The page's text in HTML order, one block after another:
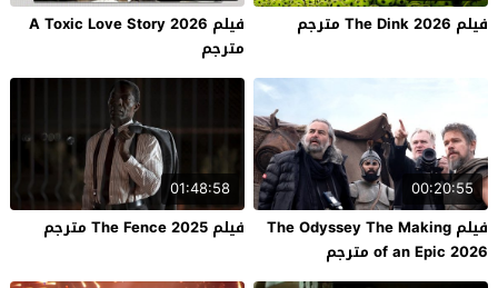
فيلم The Dink 2026 مترجم
فيلم A Toxic Love Story 2026
مترجم
00:20:55
فيلم The Odyssey The Making
of an Epic 2026 مترجم
01:48:58
فيلم The Fence 2025 مترجم